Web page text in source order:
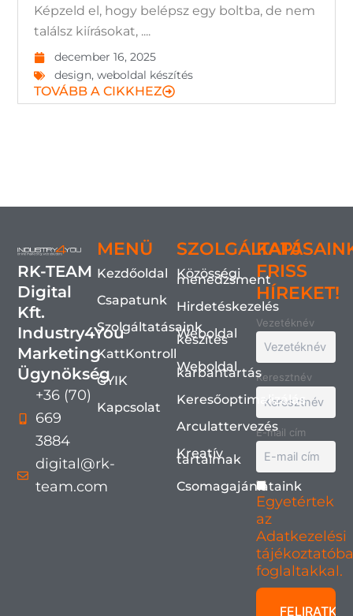
Képzeld el, hogy belépsz egy boltba, de nem
találsz kiírásokat, ....
december 16, 2025
design,weboldal készítés
TOVÁBB A CIKKHEZ
RK-TEAM
Digital
Kft.
Industry4You
Marketing
Ügynökség
+36 (70)
669
3884
digital@rk-
team.com
MENÜ
Kezdőoldal
Csapatunk
Szolgáltatásaink
KattKontroll
GYIK
Kapcsolat
Közösségi
menedzsment
Hirdetéskezelés
Weboldal
készítés
Weboldal
karbantartás
Keresőoptimalizálás
Arculattervezés
Kreatív
tartalmak
Csomagajánlataink
KAPJ
FRISS
HÍREKET!
Vezetéknév
Keresztnév
E-mail cím
Egyetértek
az
Adatkezelési
foglaltakkal.